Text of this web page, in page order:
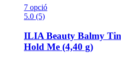
7 opció
5.0 (5)
ILIA Beauty Balmy
Hold Me (4,40 g)